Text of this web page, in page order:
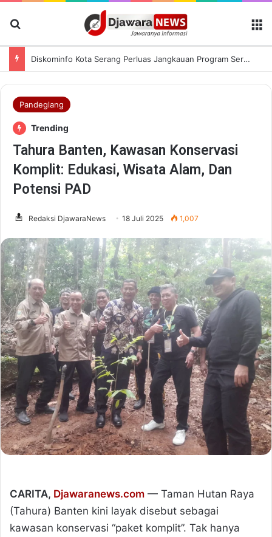
Diskominfo Kota Serang Perluas Jangkauan Program Serang Mengaji Melalui Kanal Digital
Pandeglang
Trending
Tahura Banten, Kawasan Konservasi
Komplit: Edukasi, Wisata Alam, Dan
Potensi PAD
Redaksi DjawaraNews 18 Juli 2025 1,007
CARITA, Djawaranews.com — Taman Hutan Raya
(Tahura) Banten kini layak disebut sebagai
kawasan konservasi “paket komplit”. Tak hanya